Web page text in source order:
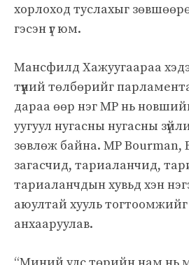
хорлоход туслахыг
гэсэн үг юм.
Мансфилд Хажуугаараа
түүний төлбөрийг
дараа өөр нэг MP нь
уугуул нугасны нугасны
зөвлөж байна. MP Bourman,
загасчид, тариаланчид,
тариаланчдын хувьд хэн
аюултай хууль
анхааруулав.